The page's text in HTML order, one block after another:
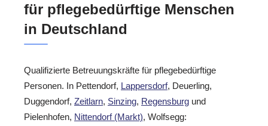
für pflegebedürftige Menschen
in Deutschland
Qualifizierte Betreuungskräfte für pflegebedürftige
Personen. In Pettendorf, Lappersdorf, Deuerling,
Duggendorf, Zeitlarn, Sinzing, Regensburg und
Pielenhofen, Nittendorf (Markt), Wolfsegg: